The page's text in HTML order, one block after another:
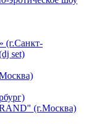
(г.Санкт-
set)
(г.Москва)